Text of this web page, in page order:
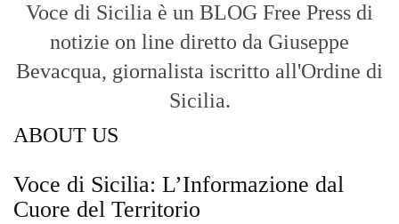
Voce di Sicilia è un BLOG Free Press di
notizie on line diretto da Giuseppe
Bevacqua, giornalista iscritto all'Ordine di
Sicilia.
ABOUT US
Voce di Sicilia: L’Informazione dal
Cuore del Territorio